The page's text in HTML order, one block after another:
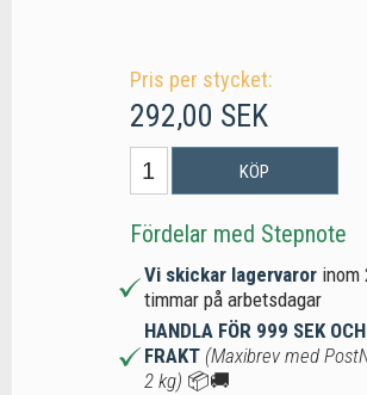
Pris per stycket:
292,00 SEK
KÖP
Fördelar med Stepnote
Vi skickar lagervaror inom
timmar på arbetsdagar
HANDLA FÖR 999 SEK
FRAKT (Maxibrev med
2 kg) 📦🚚